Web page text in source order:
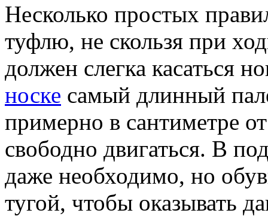
Несколько простых
туфлю, не скользя при
должен слегка касаться
носке самый длинный
примерно в сантиметре
свободно двигаться. В
даже необходимо, но
тугой, чтобы оказывать